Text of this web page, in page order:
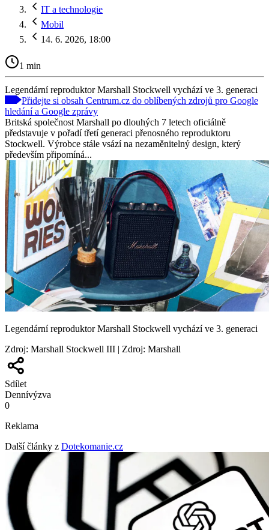
IT a technologie
Mobil
14. 6. 2026, 18:00
1 min
Legendární reproduktor Marshall Stockwell vychází ve 3. generaci
Přidejte si obsah Centrum.cz do oblíbených zdrojů pro Google
hledání a Google zprávy
Britská společnost Marshall po dlouhých 7 letech oficiálně
představuje v pořadí třetí generaci přenosného reproduktoru
Stockwell. Výrobce stále vsází na nezaměnitelný design, který
především připomíná...
Legendární reproduktor Marshall Stockwell vychází ve 3. generaci
Zdroj: Marshall Stockwell III | Zdroj: Marshall
Sdílet
Dennívýzva
0
Reklama
Další články z Dotekomanie.cz